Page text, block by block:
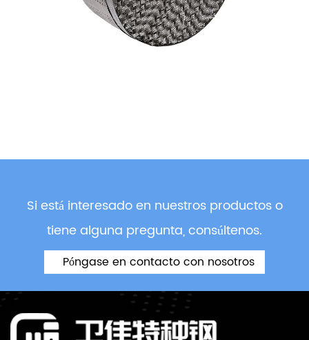
Si está interesado en nuestros productos o
tiene alguna pregunta, consúltenos.
Póngase en contacto con nosotros